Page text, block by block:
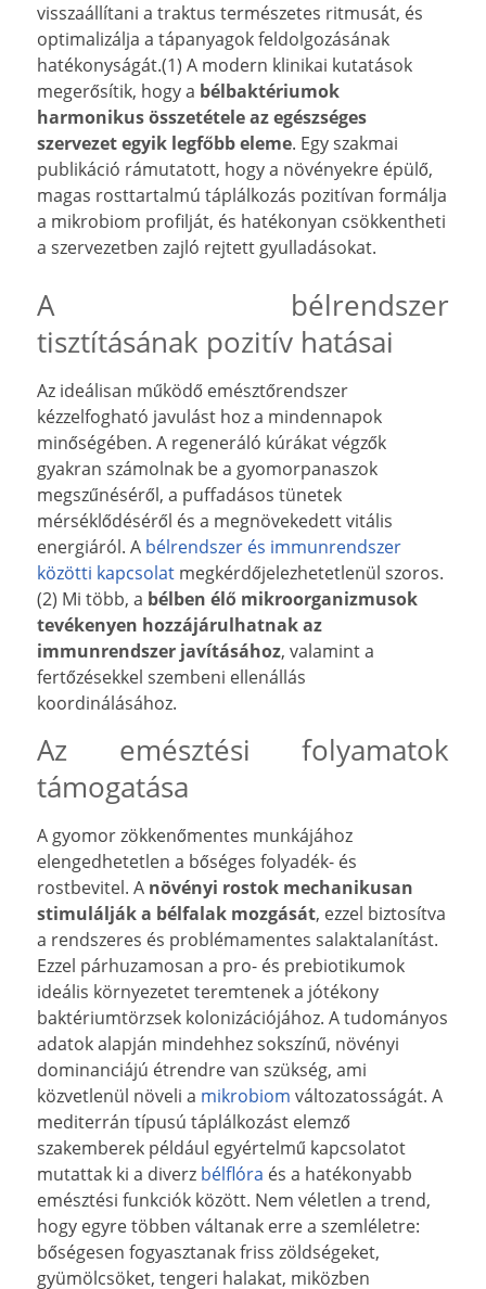
visszaállítani a traktus természetes ritmusát, és
optimalizálja a tápanyagok feldolgozásának
hatékonyságát.(1) A modern klinikai kutatások
megerősítik, hogy a bélbaktériumok
harmonikus összetétele az egészséges
szervezet egyik legfőbb eleme. Egy szakmai
publikáció rámutatott, hogy a növényekre épülő,
magas rosttartalmú táplálkozás pozitívan formálja
a mikrobiom profilját, és hatékonyan csökkentheti
a szervezetben zajló rejtett gyulladásokat.
A bélrendszer
tisztításának pozitív hatásai
Az ideálisan működő emésztőrendszer
kézzelfogható javulást hoz a mindennapok
minőségében. A regeneráló kúrákat végzők
gyakran számolnak be a gyomorpanaszok
megszűnéséről, a puffadásos tünetek
mérséklődéséről és a megnövekedett vitális
energiáról. A bélrendszer és immunrendszer
közötti kapcsolat megkérdőjelezhetetlenül szoros.
(2) Mi több, a bélben élő mikroorganizmusok
tevékenyen hozzájárulhatnak az
immunrendszer javításához, valamint a
fertőzésekkel szembeni ellenállás
koordinálásához.
Az emésztési folyamatok
támogatása
A gyomor zökkenőmentes munkájához
elengedhetetlen a bőséges folyadék- és
rostbevitel. A növényi rostok mechanikusan
stimulálják a bélfalak mozgását, ezzel biztosítva
a rendszeres és problémamentes salaktalanítást.
Ezzel párhuzamosan a pro- és prebiotikumok
ideális környezetet teremtenek a jótékony
baktériumtörzsek kolonizációjához. A tudományos
adatok alapján mindehhez sokszínű, növényi
dominanciájú étrendre van szükség, ami
közvetlenül növeli a mikrobiom változatosságát. A
mediterrán típusú táplálkozást elemző
szakemberek például egyértelmű kapcsolatot
mutattak ki a diverz bélflóra és a hatékonyabb
emésztési funkciók között. Nem véletlen a trend,
hogy egyre többen váltanak erre a szemléletre:
bőségesen fogyasztanak friss zöldségeket,
gyümölcsöket, tengeri halakat, miközben